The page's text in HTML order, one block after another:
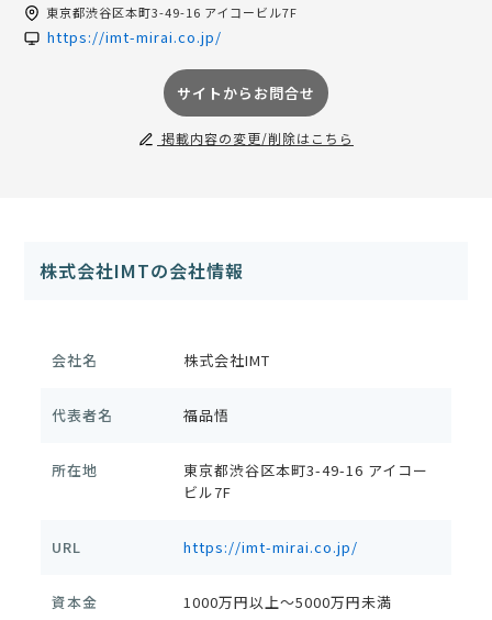
東京都渋谷区本町3-49-16 アイコービル7F
https://imt-mirai.co.jp/
サイトからお問合せ
掲載内容の変更/削除はこちら
株式会社IMTの会社情報
会社名 株式会社IMT
代表者名 福品悟
所在地
東京都渋谷区本町3-49-16 アイコー
ビル7F
URL https://imt-mirai.co.jp/
資本金 1000万円以上～5000万円未満